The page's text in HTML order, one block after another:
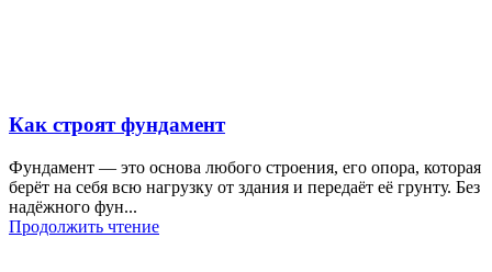
Как строят фундамент
Фундамент — это основа любого строения, его опора, которая
берёт на себя всю нагрузку от здания и передаёт её грунту. Без
надёжного фун...
Продолжить чтение